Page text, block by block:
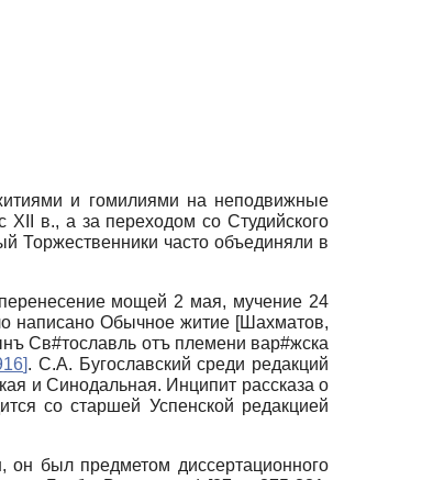
и гомилиями на неподвижные
XII в., а за переходом со Студийского
Торжественники часто объединяли в
мощей 2 мая, мучение 24
написано Обычное житие [Шахматов,
Св#тославль отъ племени вар#жска
]. С.А. Бугославский среди редакций
и Синодальная. Инципит рассказа о
со старшей Успенской редакцией
был предметом диссертационного